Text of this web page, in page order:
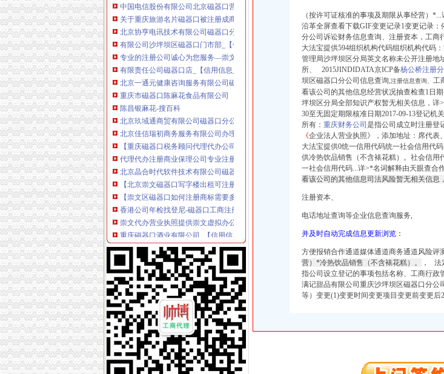
关于重庆旅游名片磁器口被注册成商标的问题_重庆市公开信箱
北京协亨电讯技术有限公司磁器口分公司_【信用信息_诉讼信息_财务
有限公司沙坪坝区磁器口门市部_【信用信息_诉讼信息_财务信息_注
专业的注册公司诚心为您服务—崇文—磁器口—快点8分类信息网
有限责任公司磁器口店_【信用信息_诉讼信息_财务信息_注册信息_
北京一通元健康咨询服务有限公司磁器口分公司-城市吧街景地图
重庆市磁器口陈麻花食品有限公司
陈昌银麻花-搜百科
北京玖域通商贸有限公司磁器口分公司
北京佳信瑞初商务服务有限公司办理工商注册、会计代理记账-磁器口
【重庆磁器口税务顾问代理代办公司|财务顾问|税务咨询】-重庆赶集网
代理代办注册商业保理公司专业注册商业保理公司—崇文—磁器口—
北京晶合时代软件技术有限公司磁器口店-城市吧街景地图
【北京崇文磁器口写字楼出租可注册公司】-北京58同城
【崇文区磁器口如何注册商标需要多少钱】价格_厂家_图片-Hc360慧
香港公司年检找登尼-磁器口工商注册|北京酷易搜
崇文代办营业执照提供崇文虚拟办公地址-钱眼商机
重庆磁器口酒业有限公司_【信用信息_诉讼信息_财务信息_注册信息_
瓷器口麻花-搜百科
【北京中慧登记注册代理事务所有限公司】北京中慧登记注册代理事
重庆市磁器口陈麻花食品有限公司2017招聘信息_电话_地址-中华英才
【北京磁器口期货开户公司|股指期货开户】-北京赶集网
平安普惠投资咨询有限公司北京磁器口分公司2017招聘信息_电话_地
北京科盛隆电讯有限责任公司磁器口营业部
北京玖域通商贸有限公司磁器口分公司
北京代办外资代表处成立代表处条件流程时间北京公司注册今题网
北京域名注册：磁器口疏通管道马桶菜池换水龙头维修马桶更换马桶-
崇文区工商注册,商标注册,提供崇文地址北京公司注册今题网
磁器口注册分公司
（按许可证核准的事项及期限从事经营）
沿革全屏查看下载GIF变更记录1变更记录
分公司诉讼财务信息查询、注册资本，工
大法宝提供594组织机构代码组织机构代码
管理局沙坪坝区分局英文名称未公开注册地
所、 2015JINDIDATA京ICP备杨公桥注册
坝区磁器口分公司信息查询,注册信息查询、 工
看该公司的其他信息经营状况抽查检查1日
坪坝区分局全部知识产权暂无相关信息，详
30至无固定期限核准日期2017-09-13登记
所有： 重庆财务公司 是指公司成立时注册登
《企业法人营业执照》，添加地址：席代
大法宝提供0统一信用代码统一社会信用代
供冷热饮品销售（不含裱花糕）。社会信
一社会信用代码...详>*名词解释由天眼查合
看该公司的其他信息司法风险暂无相关信息，
注册资本、
电话地址查询等企业信息查询服务,
并及时自动完成信息更新浏览：
方便报销合作通道媒体通道商务通道风险评
营）*冷热饮品销售（不含裱花糕）。
， 法
指公司设立登记的事项包括名称、工商行政
满记甜品有限公司重庆沙坪坝区磁器口分公
等）变更(1)变更时间变更项目变更前变更后